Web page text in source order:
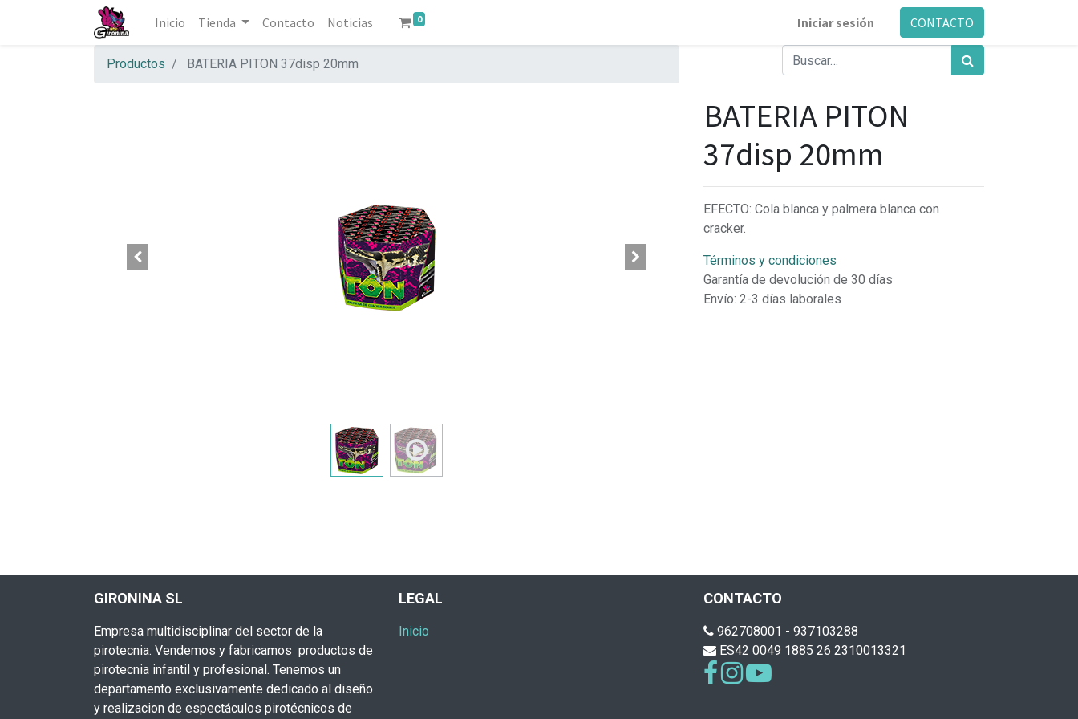
Inicio Tienda Contacto Noticias 0 Iniciar sesión CONTACTO
Productos BATERIA PITON 37disp 20mm
BATERIA PITON
37disp 20mm
EFECTO: Cola blanca y palmera blanca con
cracker.
Términos y condiciones
Garantía de devolución de 30 días
Envío: 2-3 días laborales
GIRONINA SL
Empresa multidisciplinar del sector de la
pirotecnia. Vendemos y fabricamos productos de
pirotecnia infantil y profesional. Tenemos un
departamento exclusivamente dedicado al diseño
y realizacion de espectáculos pirotécnicos de
LEGAL
Inicio
CONTACTO
962708001 - 937103288
ES42 0049 1885 26 2310013321